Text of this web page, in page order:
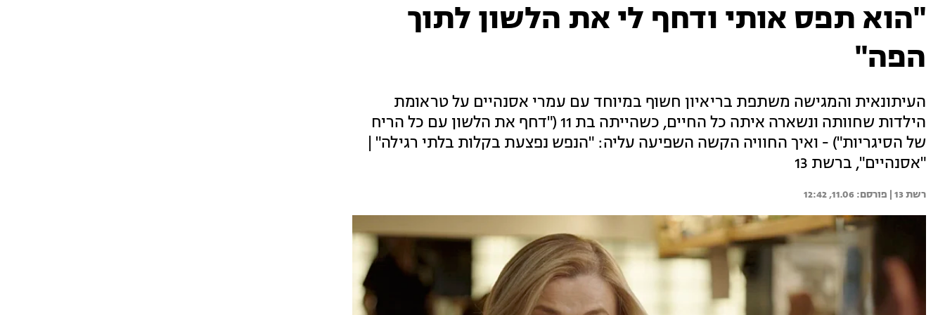
"הוא תפס אותי ודחף לי את הלשון לתוך
הפה"
העיתונאית והמגישה משתפת בריאיון חשוף במיוחד עם עמרי אסנהיים על טראומת
הילדות שחוותה ונשארה איתה כל החיים, כשהייתה בת 11 ("דחף את הלשון עם כל הריח
של הסיגריות") - ואיך החוויה הקשה השפיעה עליה: "הנפש נפצעת בקלות בלתי רגילה" |
"אסנהיים", ברשת 13
רשת 13 | 11.06, 12:42